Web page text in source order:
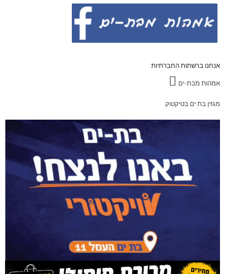
אנחנו ברשתות החברתיות
אמהות מבת-ים
מגזין בת ים בטיקטוק